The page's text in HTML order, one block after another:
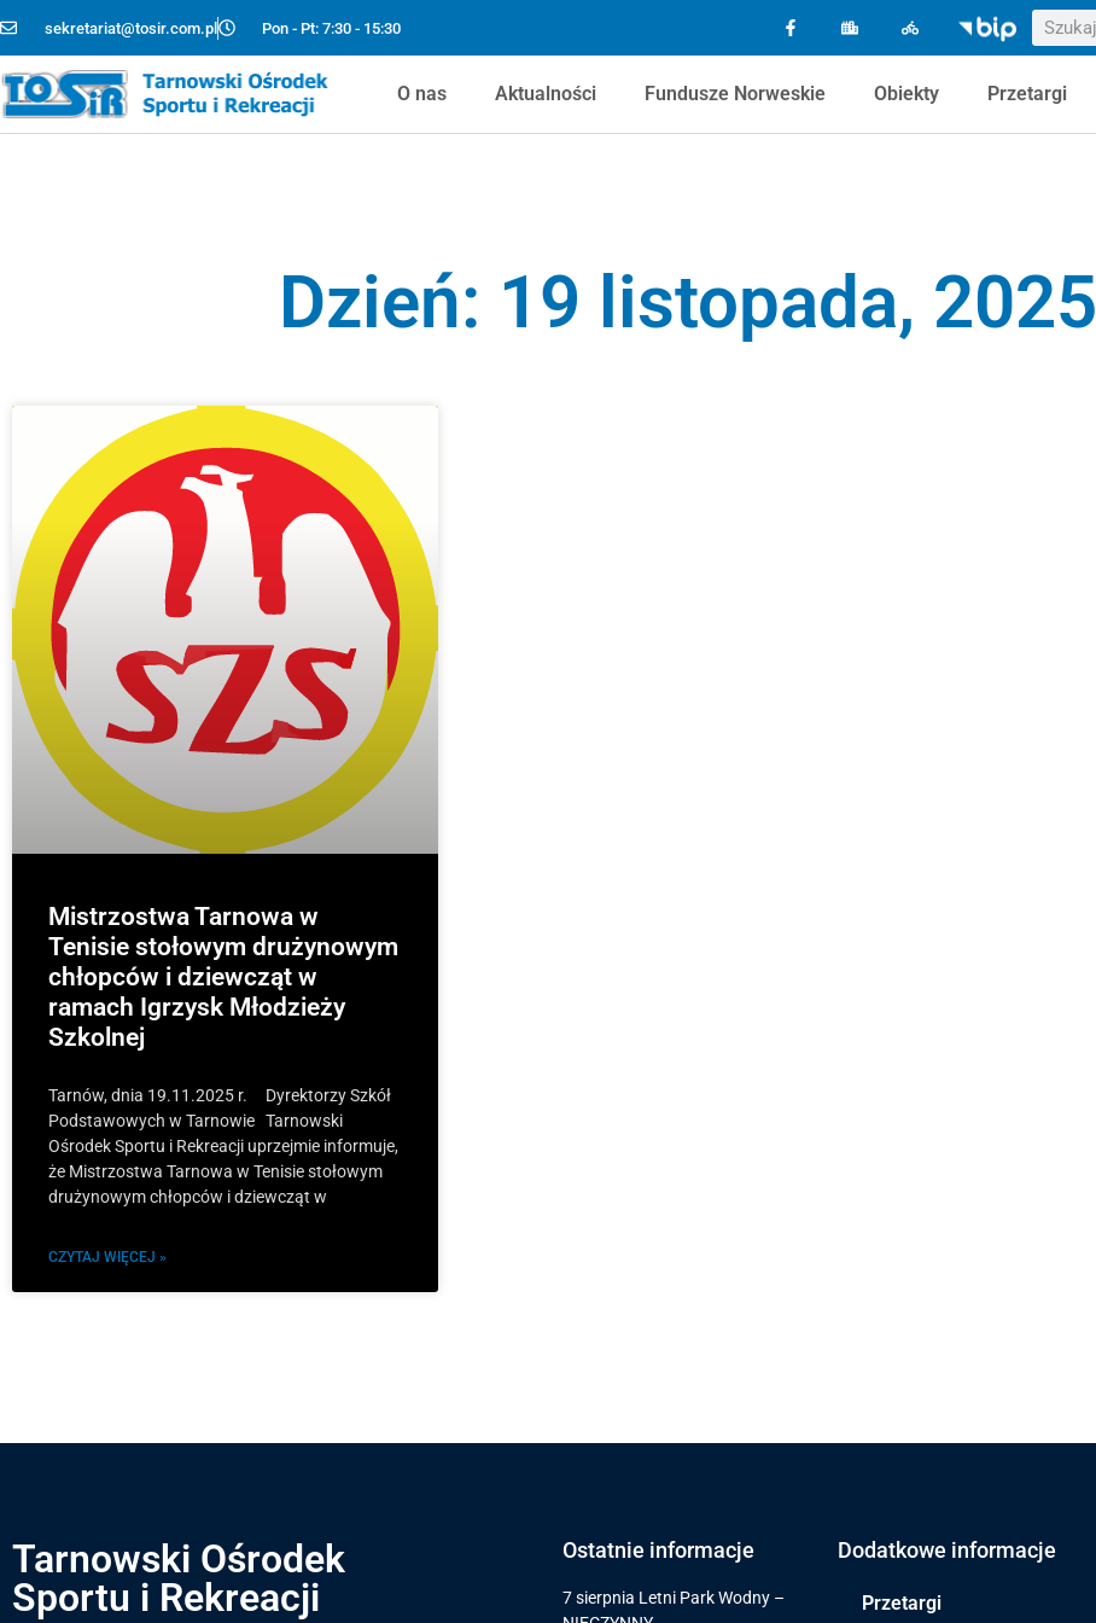
sekretariat@tosir.com.pl Pon - Pt: 7:30 - 15:30
O nas Aktualności Fundusze Norweskie Obiekty Przetargi
Dzień: 19 listopada, 2025
Mistrzostwa Tarnowa w
Tenisie stołowym drużynowym
chłopców i dziewcząt w
ramach Igrzysk Młodzieży
Szkolnej
Tarnów, dnia 19.11.2025 r. Dyrektorzy Szkół
Podstawowych w Tarnowie Tarnowski
Ośrodek Sportu i Rekreacji uprzejmie informuje,
że Mistrzostwa Tarnowa w Tenisie stołowym
drużynowym chłopców i dziewcząt w
CZYTAJ WIĘCEJ »
Tarnowski Ośrodek
Sportu i Rekreacji
Ostatnie informacje
7 sierpnia Letni Park Wodny –
Dodatkowe informacje
Przetargi